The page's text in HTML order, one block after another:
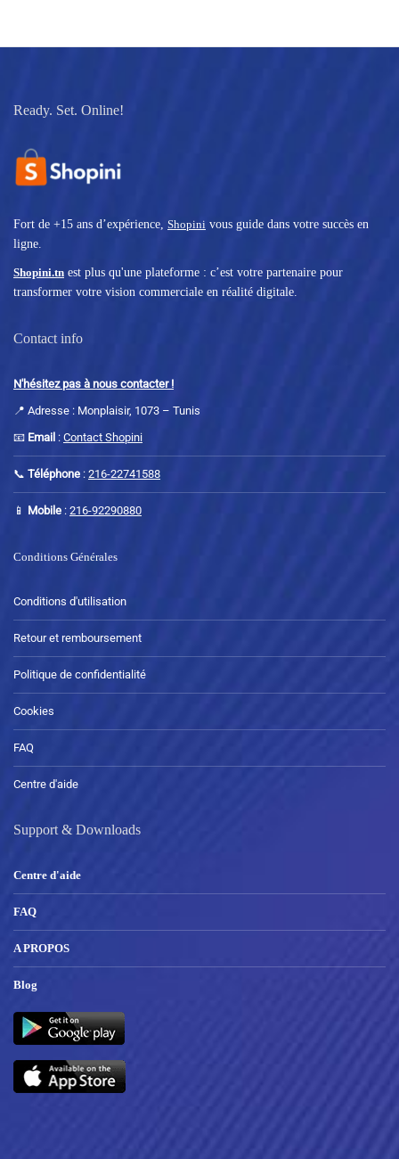
Ready. Set. Online!
Fort de +15 ans d’expérience, Shopini vous guide dans votre succès en
ligne.
Shopini.tn est plus qu'une plateforme : c’est votre partenaire pour
transformer votre vision commerciale en réalité digitale.
Contact info
N'hésitez pas à nous contacter !
📍 Adresse : Monplaisir, 1073 – Tunis
📧 Email : Contact Shopini
📞 Téléphone : 216-22741588
📱 Mobile : 216-92290880
Conditions Générales
Conditions d'utilisation
Retour et remboursement
Politique de confidentialité
Cookies
FAQ
Centre d'aide
Support & Downloads
Centre d'aide
FAQ
A PROPOS
Blog